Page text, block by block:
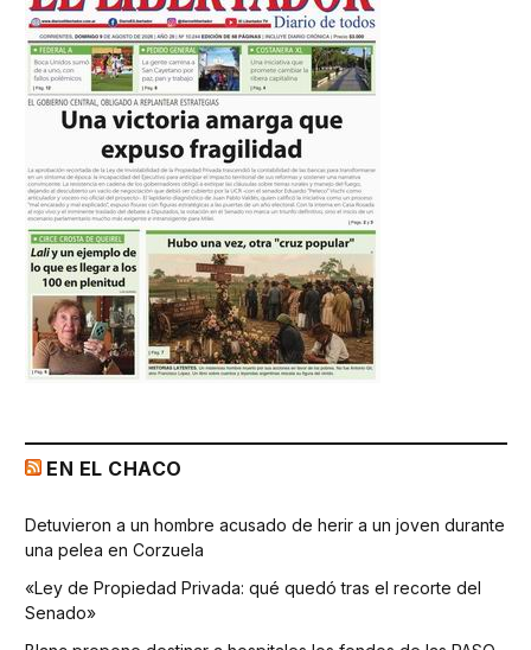
EN EL CHACO
Detuvieron a un hombre acusado de herir a un joven durante
una pelea en Corzuela
«Ley de Propiedad Privada: qué quedó tras el recorte del
Senado»